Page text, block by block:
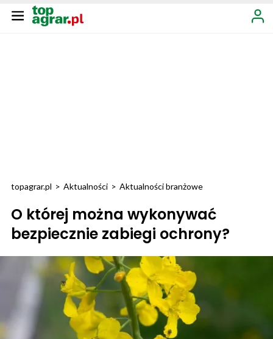
topagrar.pl > Aktualności > Aktualności branżowe
O której można wykonywać
bezpiecznie zabiegi ochrony?